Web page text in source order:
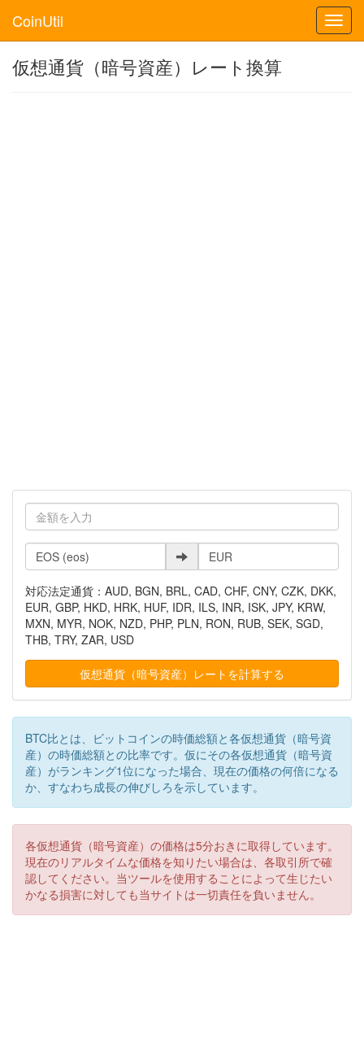
CoinUtil
仮想通貨（暗号資産）レート換算
対応法定通貨：AUD, BGN, BRL, CAD, CHF, CNY, CZK, DKK,
EUR, GBP, HKD, HRK, HUF, IDR, ILS, INR, ISK, JPY, KRW,
MXN, MYR, NOK, NZD, PHP, PLN, RON, RUB, SEK, SGD,
THB, TRY, ZAR, USD
BTC比とは、ビットコインの時価総額と各仮想通貨（暗号資
産）の時価総額との比率です。仮にその各仮想通貨（暗号資
産）がランキング1位になった場合、現在の価格の何倍になる
か、すなわち成長の伸びしろを示しています。
各仮想通貨（暗号資産）の価格は5分おきに取得しています。
現在のリアルタイムな価格を知りたい場合は、各取引所で確
認してください。当ツールを使用することによって生じたい
かなる損害に対しても当サイトは一切責任を負いません。